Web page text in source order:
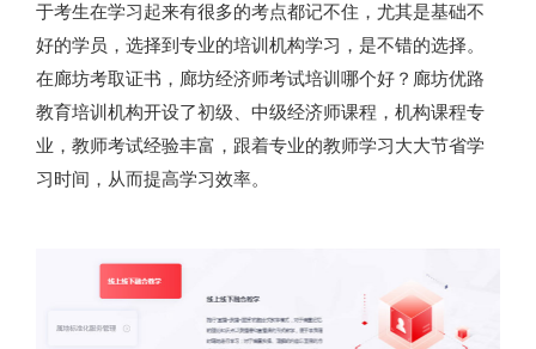
于考生在学习起来有很多的考点都记不住，尤其是基础不
好的学员，选择到专业的培训机构学习，是不错的选择。
在廊坊考取证书，廊坊经济师考试培训哪个好？廊坊优路
教育培训机构开设了初级、中级经济师课程，机构课程专
业，教师考试经验丰富，跟着专业的教师学习大大节省学
习时间，从而提高学习效率。